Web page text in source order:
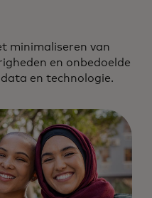
minimaliseren van
en onbedoelde
en technologie.